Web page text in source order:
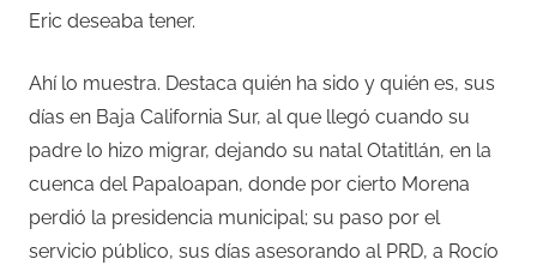
Eric deseaba tener.
Ahí lo muestra. Destaca quién ha sido y quién es, sus
días en Baja California Sur, al que llegó cuando su
padre lo hizo migrar, dejando su natal Otatitlán, en la
cuenca del Papaloapan, donde por cierto Morena
perdió la presidencia municipal; su paso por el
servicio público, sus días asesorando al PRD, a Rocío